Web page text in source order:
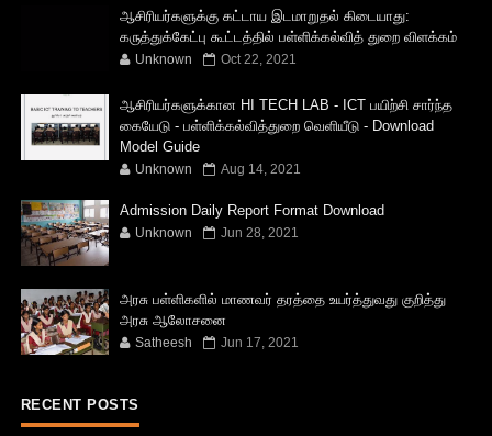
ஆசிரியர்களுக்கு கட்டாய இடமாறுதல் கிடையாது:
கருத்துக்கேட்பு கூட்டத்தில் பள்ளிக்கல்வித் துறை விளக்கம்
Unknown Oct 22, 2021
ஆசிரியர்களுக்கான HI TECH LAB - ICT பயிற்சி சார்ந்த
கையேடு - பள்ளிக்கல்வித்துறை வெளியீடு - Download
Model Guide
Unknown Aug 14, 2021
Admission Daily Report Format Download
Unknown Jun 28, 2021
அரசு பள்ளிகளில் மாணவர் தரத்தை உயர்த்துவது குறித்து
அரசு ஆலோசனை
Satheesh Jun 17, 2021
RECENT POSTS